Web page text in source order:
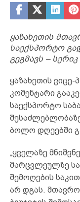
ყაზახეთის
საექსპორტო
გეგმავს –
ყაზახეთის ვიცე-
კომენტარი
საექსპორტო
ბოლო დღეებში
„ყველაზე
მარცვლეულზე
შემოღების
არ დგას.